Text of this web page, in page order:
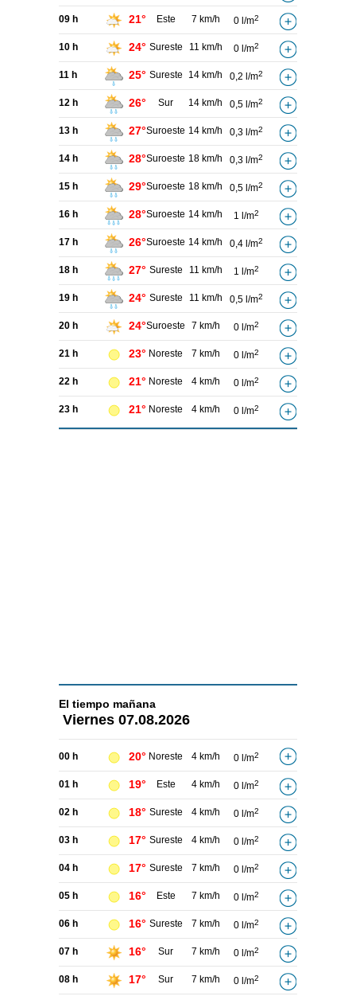
09 h 21° Este 7 km/h 0 l/m2
10 h 24° Sureste 11 km/h 0 l/m2
11 h 25° Sureste 14 km/h 0,2 l/m2
12 h 26° Sur 14 km/h 0,5 l/m2
13 h 27°Suroeste 14 km/h 0,3 l/m2
14 h 28°Suroeste 18 km/h 0,3 l/m2
15 h 29°Suroeste 18 km/h 0,5 l/m2
16 h 28°Suroeste 14 km/h 1 l/m2
17 h 26°Suroeste 14 km/h 0,4 l/m2
18 h 27° Sureste 11 km/h 1 l/m2
19 h 24° Sureste 11 km/h 0,5 l/m2
20 h 24°Suroeste 7 km/h 0 l/m2
21 h 23° Noreste 7 km/h 0 l/m2
22 h 21° Noreste 4 km/h 0 l/m2
23 h 21° Noreste 4 km/h 0 l/m2
El tiempo mañana
Viernes 07.08.2026
00 h 20° Noreste 4 km/h 0 l/m2
01 h 19° Este 4 km/h 0 l/m2
02 h 18° Sureste 4 km/h 0 l/m2
03 h 17° Sureste 4 km/h 0 l/m2
04 h 17° Sureste 7 km/h 0 l/m2
05 h 16° Este 7 km/h 0 l/m2
06 h 16° Sureste 7 km/h 0 l/m2
07 h 16° Sur 7 km/h 0 l/m2
08 h 17° Sur 7 km/h 0 l/m2